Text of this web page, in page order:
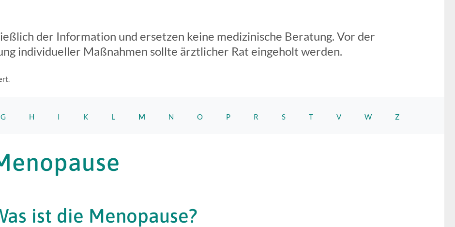
der Information und ersetzen keine medizinische Beratung. Vor der
individueller Maßnahmen sollte ärztlicher Rat eingeholt werden.
G H I K L M N O P R S T V W Z
ist die Menopause?